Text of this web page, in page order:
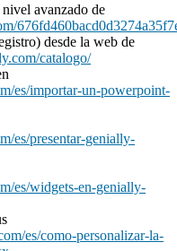
avanzado de
desde la web de
catalogo/
es/importar-un-powerpoint-
es/presentar-genially-
es/widgets-en-genially-
es/como-personalizar-la-